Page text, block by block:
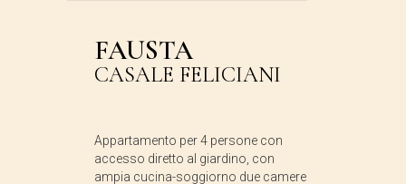
FAUSTA
CASALE FELICIANI
Appartamento per 4 persone con
accesso diretto al giardino, con
ampia cucina-soggiorno due camere